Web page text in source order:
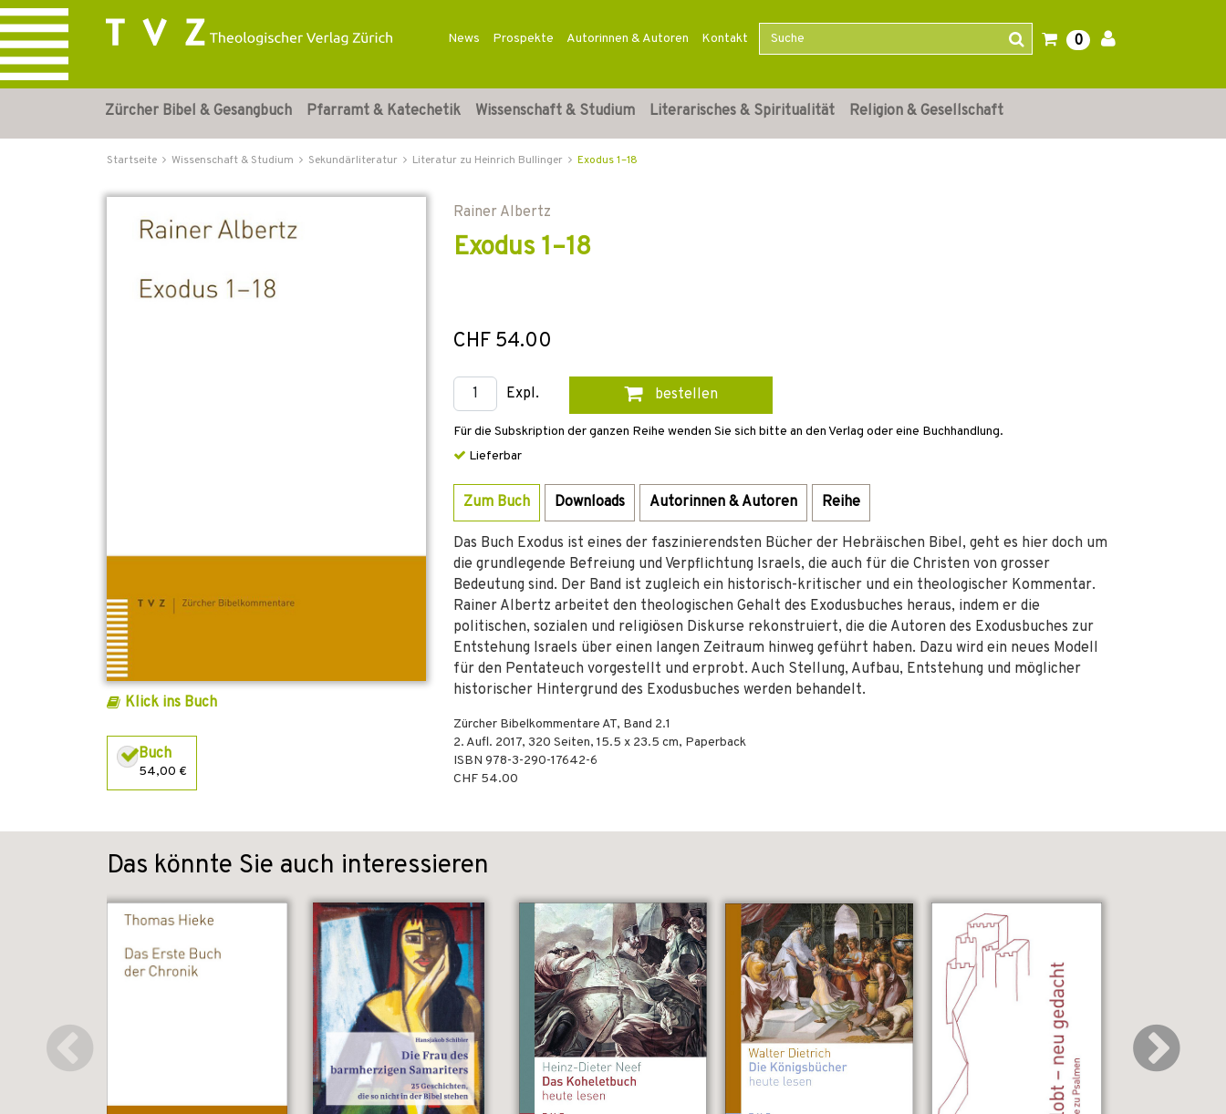
News Prospekte Autorinnen & Autoren Kontakt 0
Zürcher Bibel & Gesangbuch Pfarramt & Katechetik Wissenschaft & Studium Literarisches & Spiritualität Religion & Gesellschaft
Startseite Wissenschaft & Studium Sekundärliteratur Literatur zu Heinrich Bullinger Exodus 1–18
Klick ins Buch
Buch
54,00 €
Rainer Albertz
Exodus 1–18
CHF 54.00
Expl. bestellen
Für die Subskription der ganzen Reihe wenden Sie sich bitte an den Verlag oder eine Buchhandlung.
Lieferbar
Zum Buch Downloads Autorinnen & Autoren Reihe
Das Buch Exodus ist eines der faszinierendsten Bücher der Hebräischen Bibel, geht es hier doch um
die grundlegende Befreiung und Verpflichtung Israels, die auch für die Christen von grosser
Bedeutung sind. Der Band ist zugleich ein historisch-kritischer und ein theologischer Kommentar.
Rainer Albertz arbeitet den theologischen Gehalt des Exodusbuches heraus, indem er die
politischen, sozialen und religiösen Diskurse rekonstruiert, die die Autoren des Exodusbuches zur
Entstehung Israels über einen langen Zeitraum hinweg geführt haben. Dazu wird ein neues Modell
für den Pentateuch vorgestellt und erprobt. Auch Stellung, Aufbau, Entstehung und möglicher
historischer Hintergrund des Exodusbuches werden behandelt.
Zürcher Bibelkommentare AT, Band 2.1
2. Aufl. 2017, 320 Seiten, 15.5 x 23.5 cm, Paperback
ISBN 978-3-290-17642-6
CHF 54.00
Das könnte Sie auch interessieren